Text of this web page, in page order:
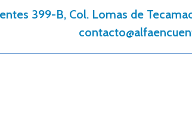
399-B, Col. Lomas de